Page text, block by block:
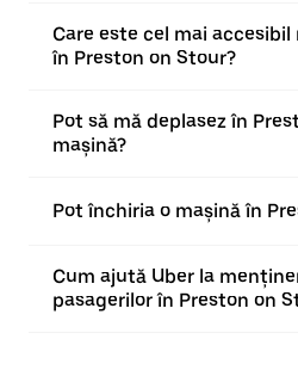
Care este cel mai
în Preston on Stour?
Pot să mă deplasez în
mașină?
Pot închiria o mașină în
Cum ajută Uber la
pasagerilor în Preston on